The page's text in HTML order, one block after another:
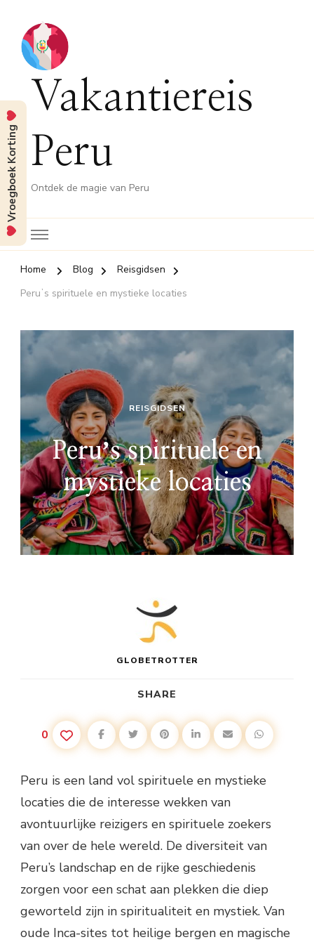
Vakantiereis
Peru
Ontdek de magie van Peru
Home Blog
Reisgidsen
Peruʼs spirituele en mystieke locaties
REISGIDSEN
Peruʼs spirituele en
mystieke locaties
GLOBETROTTER
SHARE
0
Peru is een land vol spirituele en mystieke
locaties die de interesse wekken van
avontuurlijke reizigers en spirituele zoekers
van over de hele wereld. De diversiteit van
Peru’s landschap en de rijke geschiedenis
zorgen voor een schat aan plekken die diep
geworteld zijn in spiritualiteit en mystiek. Van
oude Inca-sites tot heilige bergen en magische
Vroegboek Korting